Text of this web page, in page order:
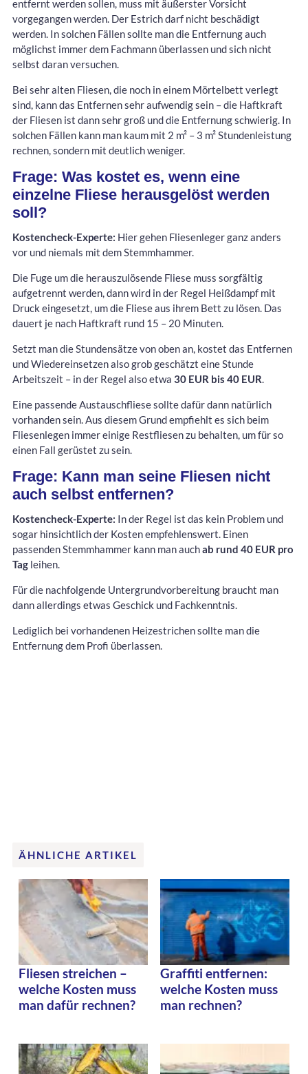
entfernt werden sollen, muss mit äußerster Vorsicht
vorgegangen werden. Der Estrich darf nicht beschädigt
werden. In solchen Fällen sollte man die Entfernung auch
möglichst immer dem Fachmann überlassen und sich nicht
selbst daran versuchen.
Bei sehr alten Fliesen, die noch in einem Mörtelbett verlegt
sind, kann das Entfernen sehr aufwendig sein – die Haftkraft
der Fliesen ist dann sehr groß und die Entfernung schwierig. In
solchen Fällen kann man kaum mit 2 m² – 3 m² Stundenleistung
rechnen, sondern mit deutlich weniger.
Frage: Was kostet es, wenn eine
einzelne Fliese herausgelöst werden
soll?
Kostencheck-Experte: Hier gehen Fliesenleger ganz anders
vor und niemals mit dem Stemmhammer.
Die Fuge um die herauszulösende Fliese muss sorgfältig
aufgetrennt werden, dann wird in der Regel Heißdampf mit
Druck eingesetzt, um die Fliese aus ihrem Bett zu lösen. Das
dauert je nach Haftkraft rund 15 – 20 Minuten.
Setzt man die Stundensätze von oben an, kostet das Entfernen
und Wiedereinsetzen also grob geschätzt eine Stunde
Arbeitszeit – in der Regel also etwa 30 EUR bis 40 EUR.
Eine passende Austauschfliese sollte dafür dann natürlich
vorhanden sein. Aus diesem Grund empfiehlt es sich beim
Fliesenlegen immer einige Restfliesen zu behalten, um für so
einen Fall gerüstet zu sein.
Frage: Kann man seine Fliesen nicht
auch selbst entfernen?
Kostencheck-Experte: In der Regel ist das kein Problem und
sogar hinsichtlich der Kosten empfehlenswert. Einen
passenden Stemmhammer kann man auchab rund 40 EUR pro
Tag leihen.
Für die nachfolgende Untergrundvorbereitung braucht man
dann allerdings etwas Geschick und Fachkenntnis.
Lediglich bei vorhandenen Heizestrichen sollte man die
Entfernung dem Profi überlassen.
ÄHNLICHE ARTIKEL
Fliesen streichen –
welche Kosten muss
man dafür rechnen?
Graffiti entfernen:
welche Kosten muss
man rechnen?